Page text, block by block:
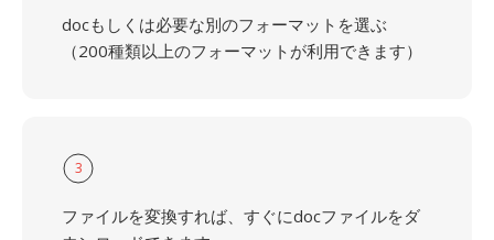
docもしくは必要な別のフォーマットを選ぶ
（200種類以上のフォーマットが利用できます）
3
ファイルを変換すれば、すぐにdocファイルをダ